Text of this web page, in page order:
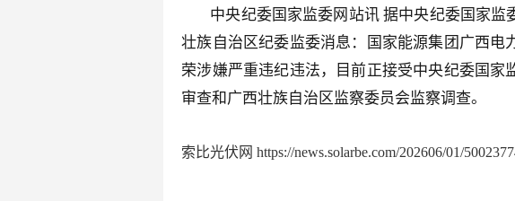
中央纪委国家监委网站讯 据中央纪委国家
壮族自治区纪委监委消息：国家能源集团广西电
荣涉嫌严重违纪违法，目前正接受中央纪委国
审查和广西壮族自治区监察委员会监察调查。
索比光伏网 https://news.solarbe.com/202606/01/